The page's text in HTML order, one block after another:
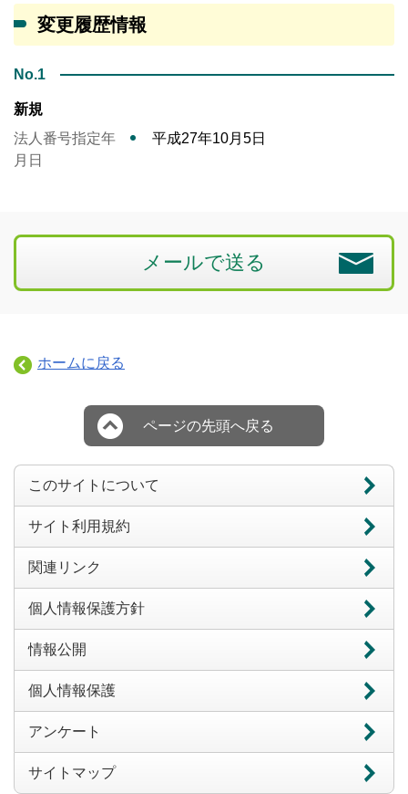
変更履歴情報
No.1
新規
法人番号指定年
月日
平成27年10月5日
メールで送る
ホームに戻る
ページの先頭へ戻る
このサイトについて
サイト利用規約
関連リンク
個人情報保護方針
情報公開
個人情報保護
アンケート
サイトマップ